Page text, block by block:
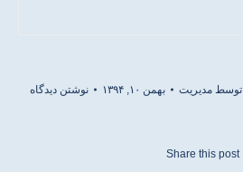
توسط مدیریت بهمن ۱۰, ۱۳۹۴ نوشتن دیدگاه
Share this post